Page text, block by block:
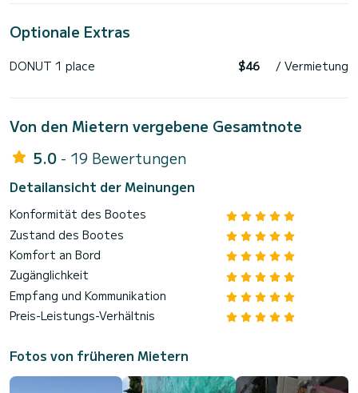
⸻
Ich freue mich darauf, Sie an Bord von Epicure zu begrüßen
und Ihnen die schönsten Ankerplätze unserer Region zu
Optionale Extras
DONUT 1 place $46 / Vermietung
Von den Mietern vergebene Gesamtnote
5.0 - 19 Bewertungen
Detailansicht der Meinungen
Konformität des Bootes
Zustand des Bootes
Komfort an Bord
Zugänglichkeit
Empfang und Kommunikation
Preis-Leistungs-Verhältnis
Fotos von früheren Mietern